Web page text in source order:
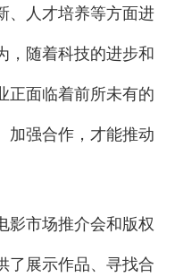
、人才培养等方面进
，随着科技的进步和
正面临着前所未有的
加强合作，才能推动
影市场推介会和版权
了展示作品、寻找合